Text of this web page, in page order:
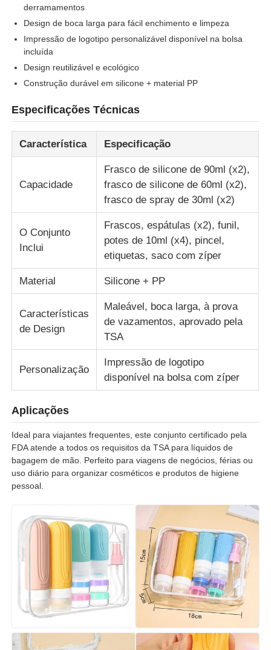
Notícias
Casos
frasco de viagem de silicone
Copo de Silicone Dobrável
Produtos de cozinha de silicone
Produtos de borracha de silicone
derramamentos
Design de boca larga para fácil enchimento e limpeza
Impressão de logotipo personalizável disponível na bolsa
incluída
Design reutilizável e ecológico
Construção durável em silicone + material PP
Especificações Técnicas
Característica Especificação
Capacidade
Frasco de silicone de 90ml (x2),
frasco de silicone de 60ml (x2),
frasco de spray de 30ml (x2)
O Conjunto
Inclui
Frascos, espátulas (x2), funil,
potes de 10ml (x4), pincel,
etiquetas, saco com zíper
Material Silicone + PP
Características
de Design
Maleável, boca larga, à prova
de vazamentos, aprovado pela
TSA
Personalização
Impressão de logotipo
disponível na bolsa com zíper
Aplicações
Ideal para viajantes frequentes, este conjunto certificado pela
FDA atende a todos os requisitos da TSA para líquidos de
bagagem de mão. Perfeito para viagens de negócios, férias ou
uso diário para organizar cosméticos e produtos de higiene
pessoal.